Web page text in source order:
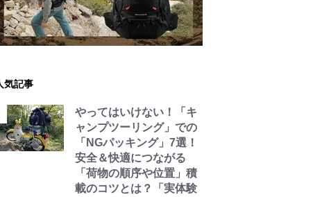
気記事
やってはいけない！「キ
ャンプツーリング」での
「NGパッキング」7選！
安全＆快適につながる
「荷物の順序や位置」積
載のコツとは？「実体験